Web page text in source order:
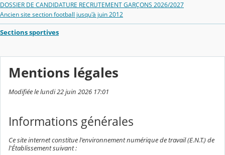
DOSSIER DE CANDIDATURE RECRUTEMENT GARÇONS 2026/2027
Ancien site section football jusqu'à juin 2012
Sections sportives
Mentions légales
Modifiée le lundi 22 juin 2026 17:01
Informations générales
Ce site internet constitue l'environnement numérique de travail (E.N.T.) de
l'Établissement suivant :